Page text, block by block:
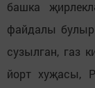
башка
файдалы
сузылган, газ
йорт хуҗасы,